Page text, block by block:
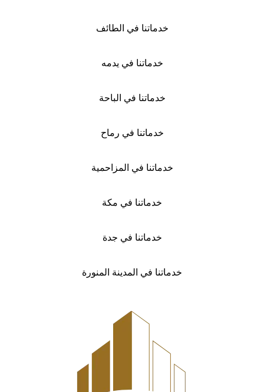
خدماتنا في الطائف
خدماتنا في يدمه
خدماتنا في الباحة
خدماتنا في رماح
خدماتنا في المزاحمية
خدماتنا في مكة
خدماتنا في جدة
خدماتنا في المدينة المنورة